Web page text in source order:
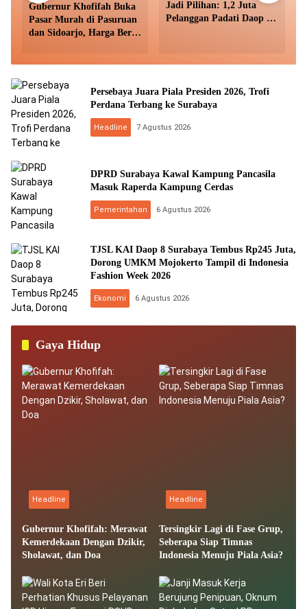
Gubernur Khofifah Buka
Pasar Murah di Pasuruan
dan Sidoarjo, Harga Beras
Jadi Pilihan: 1,2 Juta
Pelanggan Padati Daop 8
Persebaya Juara Piala Presiden 2026, Trofi
Perdana Terbang ke Surabaya
Headline 7 Agustus 2026
DPRD Surabaya Kawal Kampung Pancasila
Masuk Raperda Kampung Cerdas
Pemerintahan 6 Agustus 2026
TJSL KAI Daop 8 Surabaya Tembus Rp245 Juta,
Dorong UMKM Mojokerto Tampil di Indonesia
Fashion Week 2026
Ekonomi 6 Agustus 2026
Gaya Hidup
Headline
Gubernur Khofifah: Merawat
Kemerdekaan Dengan Dzikir,
Sholawat, dan Doa
Headline
Tersingkir Lagi di Fase Grup,
Seberapa Siap Timnas
Indonesia Menuju Piala Asia?